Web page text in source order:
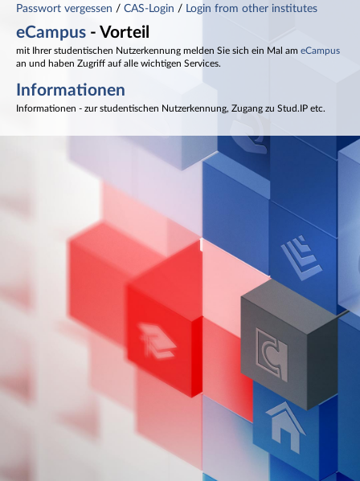
Passwort vergessen / CAS-Login / Login from other institutes
eCampus - Vorteil
mit Ihrer studentischen Nutzerkennung melden Sie sich ein Mal am eCampus
an und haben Zugriff auf alle wichtigen Services.
Informationen
Informationen - zur studentischen Nutzerkennung, Zugang zu Stud.IP etc.